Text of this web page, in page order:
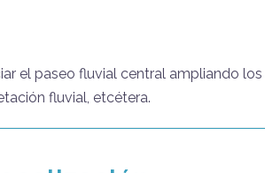
el paseo fluvial central ampliando
fluvial, etcétera.